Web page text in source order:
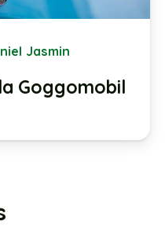
Jasmin
Goggomobil